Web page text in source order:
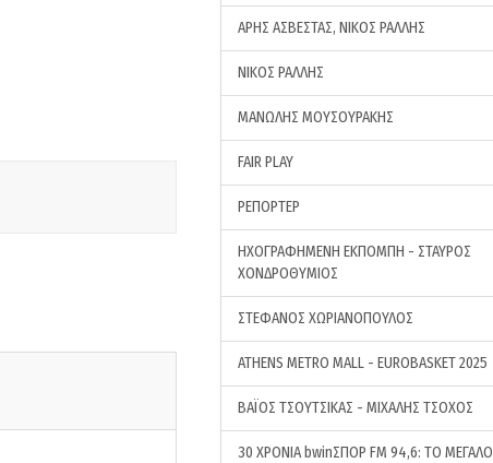
ΑΡΗΣ ΑΣΒΕΣΤΑΣ, ΝΙΚΟΣ ΡΑΛΛΗΣ
ΝΙΚΟΣ ΡΑΛΛΗΣ
ΜΑΝΩΛΗΣ ΜΟΥΣΟΥΡΑΚΗΣ
FAIR PLAY
ΡΕΠΟΡΤΕΡ
ΗΧΟΓΡΑΦΗΜΕΝΗ ΕΚΠΟΜΠΗ - ΣΤΑΥΡΟΣ
ΧΟΝΔΡΟΘΥΜΙΟΣ
ΣΤΕΦΑΝΟΣ ΧΩΡΙΑΝΟΠΟΥΛΟΣ
ATHENS METRO MALL - EUROBASKET 2025
ΒΑΪΟΣ ΤΣΟΥΤΣΙΚΑΣ - ΜΙΧΑΛΗΣ ΤΣΟΧΟΣ
30 ΧΡΟΝΙΑ bwinΣΠΟΡ FM 94,6: ΤΟ ΜΕΓΑΛΟ